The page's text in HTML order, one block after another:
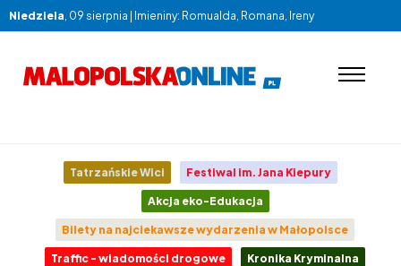
Niedziela, 09 sierpnia | Imieniny: Romualda, Romana, Ireny
Tatrzańskie Wici Festiwal im. Jana Kiepury
Akcja eko-Edukacja
Bilety na najciekawsze wydarzenia w Małopolsce
Traffic - wiadomości drogowe Kronika Kryminalna